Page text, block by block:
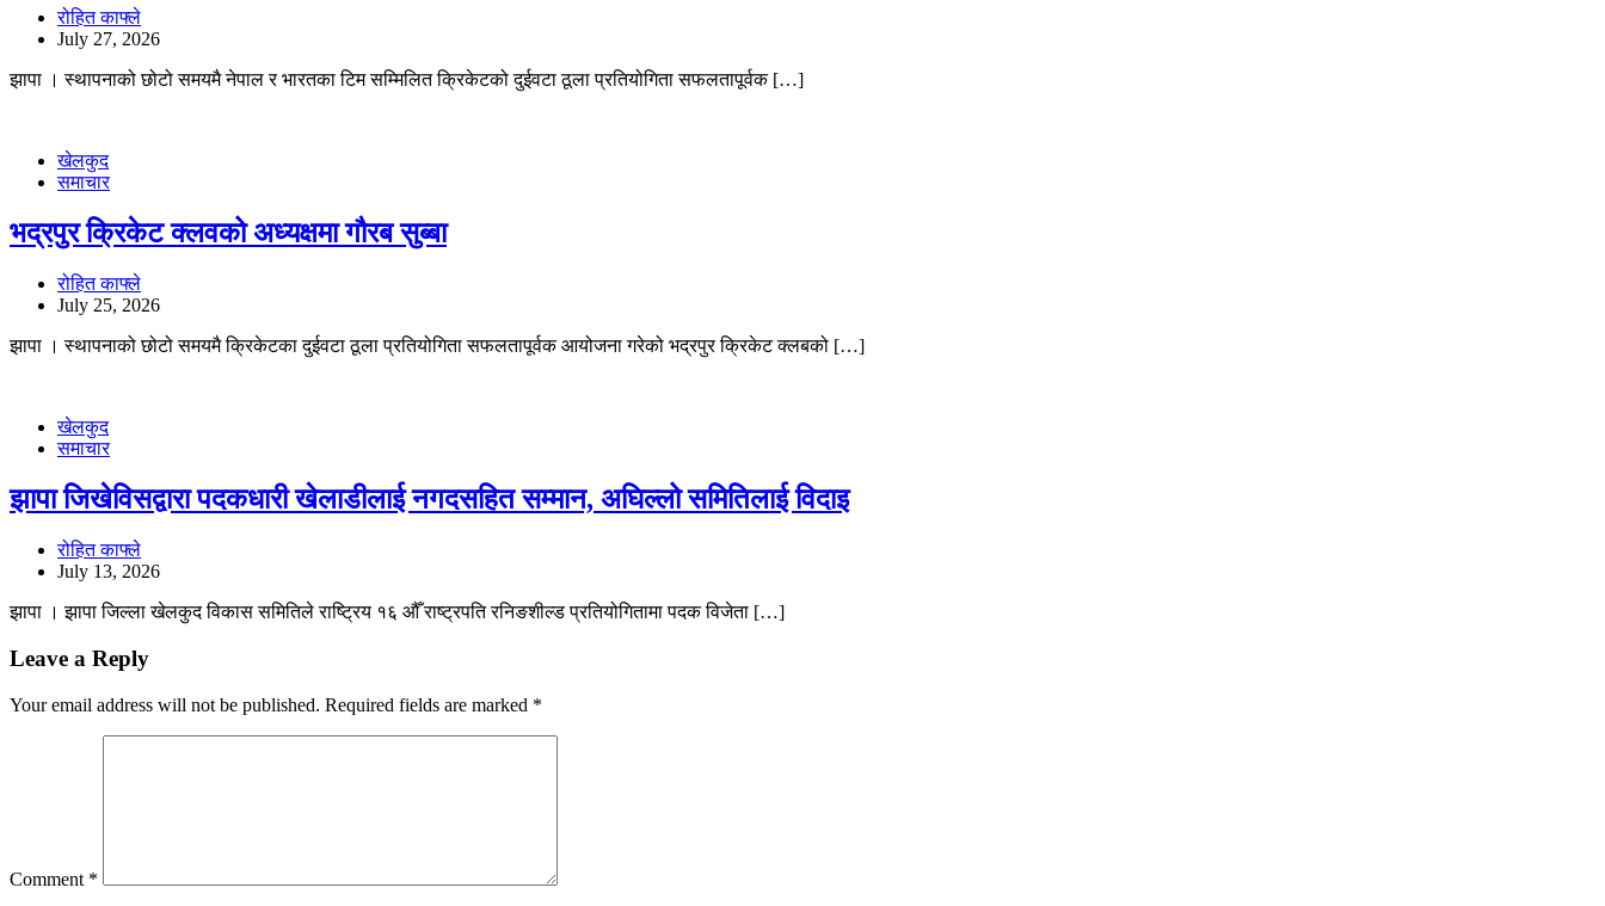
रोहित काफ्ले
July 27, 2026
झापा । स्थापनाको छोटो समयमै नेपाल र भारतका टिम सम्मिलित क्रिकेटको दुईवटा ठूला प्रतियोगिता सफलतापूर्वक […]
खेलकुद
समाचार
भद्रपुर क्रिकेट क्लवको अध्यक्षमा गौरब सुब्बा
रोहित काफ्ले
July 25, 2026
झापा । स्थापनाको छोटो समयमै क्रिकेटका दुईवटा ठूला प्रतियोगिता सफलतापूर्वक आयोजना गरेको भद्रपुर क्रिकेट क्लबको […]
खेलकुद
समाचार
झापा जिखेविसद्वारा पदकधारी खेलाडीलाई नगदसहित सम्मान, अघिल्लो समितिलाई विदाइ
रोहित काफ्ले
July 13, 2026
झापा । झापा जिल्ला खेलकुद विकास समितिले राष्ट्रिय १६ औँ राष्ट्रपति रनिङशील्ड प्रतियोगितामा पदक विजेता […]
Leave a Reply
Your email address will not be published. Required fields are marked *
Comment *